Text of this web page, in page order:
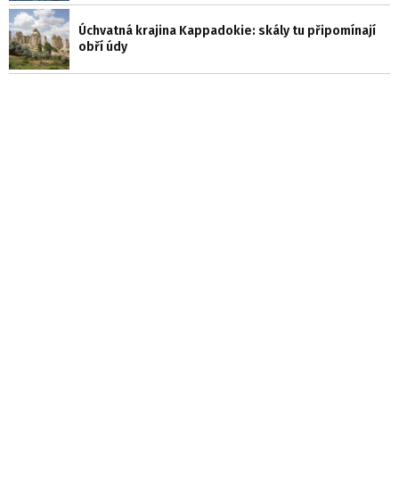
Úchvatná krajina Kappadokie: skály tu připomínají
obří údy